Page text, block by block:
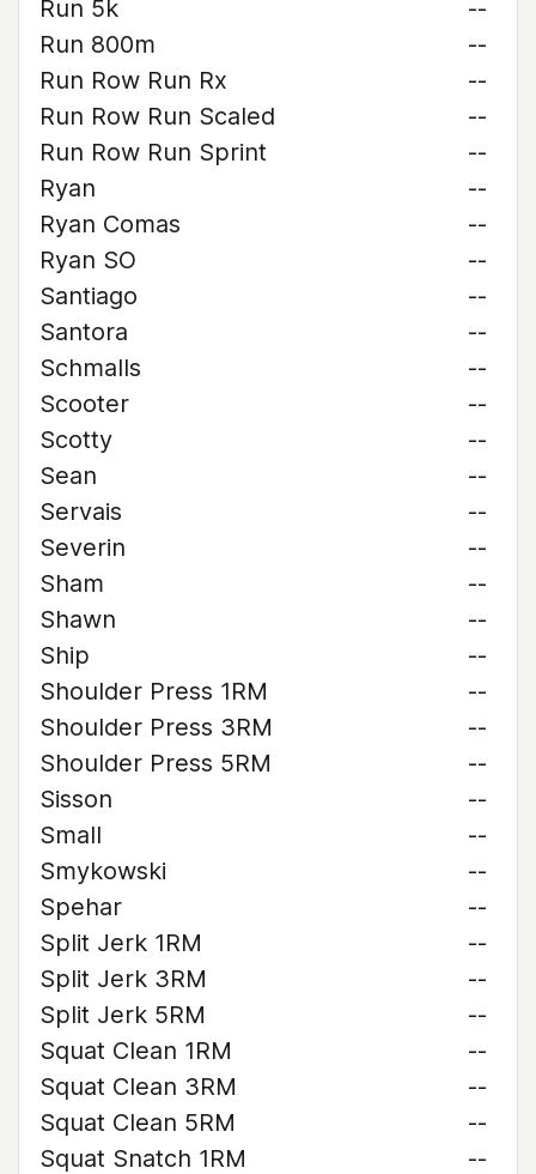
Run 5k
--
Run 800m
--
Run Row Run Rx
--
Run Row Run Scaled
--
Run Row Run Sprint
--
Ryan
--
Ryan Comas
--
Ryan SO
--
Santiago
--
Santora
--
Schmalls
--
Scooter
--
Scotty
--
Sean
--
Servais
--
Severin
--
Sham
--
Shawn
--
Ship
--
Shoulder Press 1RM
--
Shoulder Press 3RM
--
Shoulder Press 5RM
--
Sisson
--
Small
--
Smykowski
--
Spehar
--
Split Jerk 1RM
--
Split Jerk 3RM
--
Split Jerk 5RM
--
Squat Clean 1RM
--
Squat Clean 3RM
--
Squat Clean 5RM
--
Squat Snatch 1RM
--